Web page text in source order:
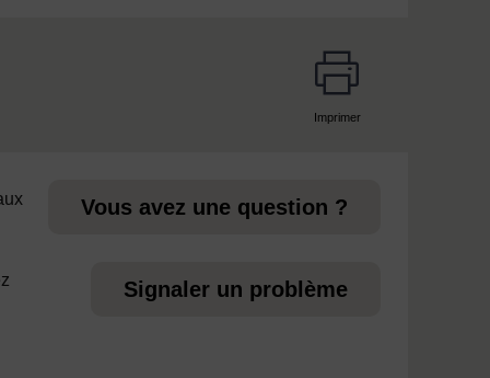
Imprimer
Vous avez une question ?
Signaler un problème